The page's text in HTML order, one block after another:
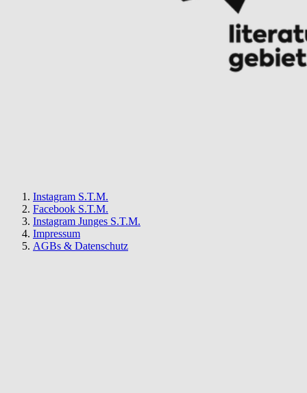
Instagram S.T.M.
Facebook S.T.M.
Instagram Junges S.T.M.
Impressum
AGBs & Datenschutz